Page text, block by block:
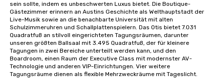
sein sollte, indem es unbeschwerten Luxus bietet. Die Boutique-
Gästezimmer erinnern an Austins Geschichte als Welthauptstadt der
Live-Musik sowie an die benachbarte Universität mit alten
Schulzimmeruhren und Schallplattenspielern. Das Otis bietet 7.031
Quadratfuß an stilvoll eingerichteten Tagungsräumen, darunter
unseren größten Ballsaal mit 3.495 Quadratfuß, der für kleinere
Tagungen in zwei Bereiche unterteilt werden kann, und den
Boardroom, einen Raum der Executive Class mit modernster AV-
Technologie und anderen VIP-Einrichtungen. Vier weitere
Tagungsräume dienen als flexible Mehrzweckräume mit Tageslicht.